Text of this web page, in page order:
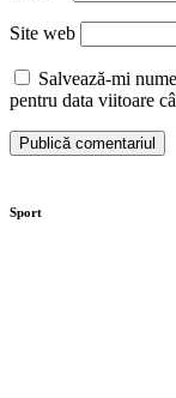
Site web
Salvează-mi
pentru data viitoare
Sport